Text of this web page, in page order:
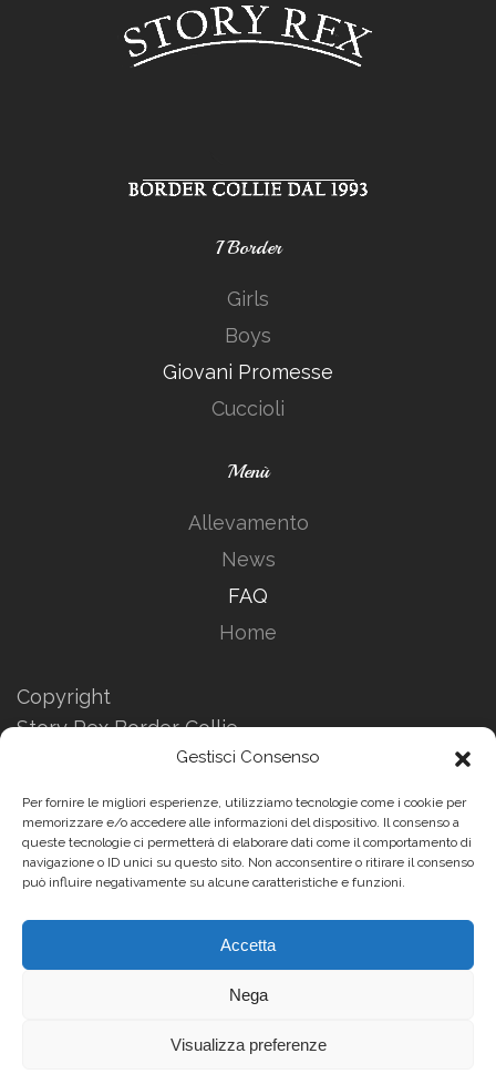
Gestisci Consenso
Per fornire le migliori esperienze, utilizziamo tecnologie come i cookie per
memorizzare e/o accedere alle informazioni del dispositivo. Il consenso a
queste tecnologie ci permetterà di elaborare dati come il comportamento di
navigazione o ID unici su questo sito. Non acconsentire o ritirare il consenso
può influire negativamente su alcune caratteristiche e funzioni.
Accetta
Nega
Visualizza preferenze
I Border
Girls
Boys
Giovani Promesse
Cuccioli
Menù
Allevamento
News
FAQ
Home
Copyright
Story Rex Border Collie
Informazioni Privacy
Website by
Enrico Pasi
Story Rex Border Collie - Tutti i diritti riservati - Vietata la
diffusione e/o riproduzione anche parziale dei contenuti
presenti su questo sito